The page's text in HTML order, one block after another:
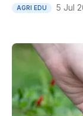
AGRI EDU 5 Jul